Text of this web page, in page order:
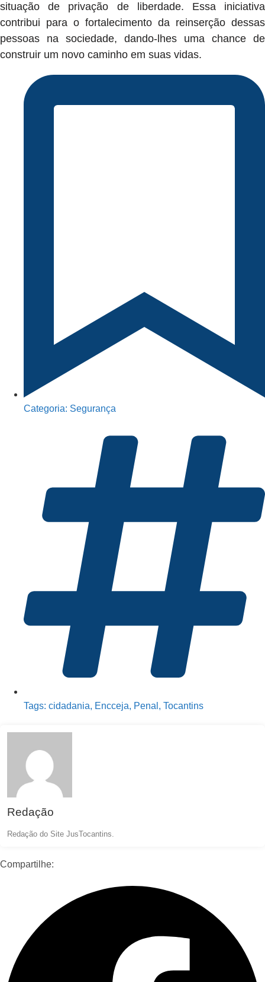
situação de privação de liberdade. Essa iniciativa
contribui para o fortalecimento da reinserção dessas
pessoas na sociedade, dando-lhes uma chance de
construir um novo caminho em suas vidas.
Categoria: Segurança
Tags: cidadania, Encceja, Penal , Tocantins
Redação
Redação do Site JusTocantins.
Compartilhe: